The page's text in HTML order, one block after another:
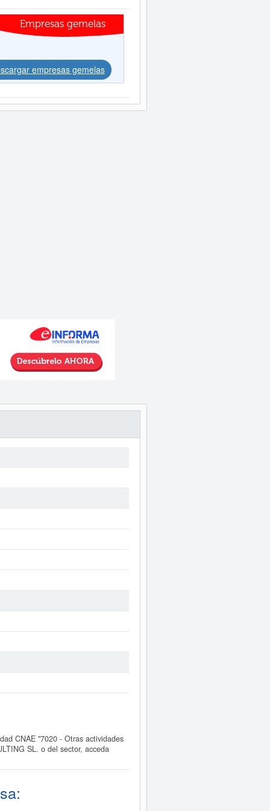
Empresas gemelas
empresas gemelas
CNAE "7020 - Otras actividades
SL. o del sector, acceda